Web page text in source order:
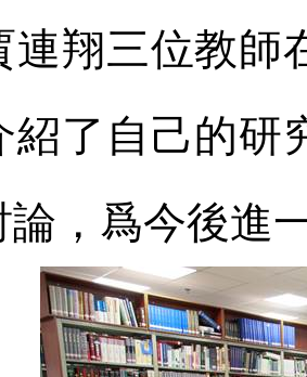
連翔三位教師
紹了自己的研
論，爲今後進